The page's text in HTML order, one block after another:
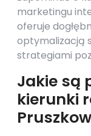
marketingu
oferuje
optymalizacją
strategiami
Jakie są
kierunki